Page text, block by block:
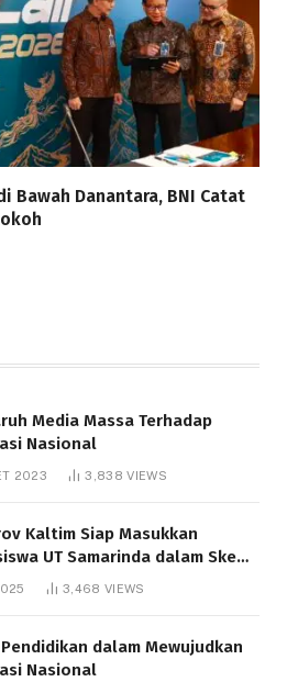
Bawah Danantara, BNI Catat
Media Massa Terhadap
Nasional
2023 3,838VIEWS
Kaltim Siap Masukkan
UT Samarinda dalam Skema
Pendidikan Gratispol
3,468 VIEWS
dalam Mewujudkan
Nasional